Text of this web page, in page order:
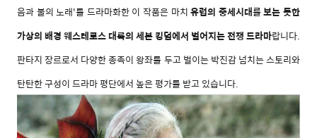
음과 불의 노래'를 드라마화한 이 작품은 마치유럽의 중세시대를 보는 듯한
가상의 배경 웨스테로스 대륙의 세븐 킹덤에서 벌어지는 전쟁 드라마랍니다.
판타지 장르로서 다양한 종족이왕좌를 두고 벌이는 박진감 넘치는 스토리와
탄탄한 구성이드라마 평단에서 높은 평가를 받고 있습니다.